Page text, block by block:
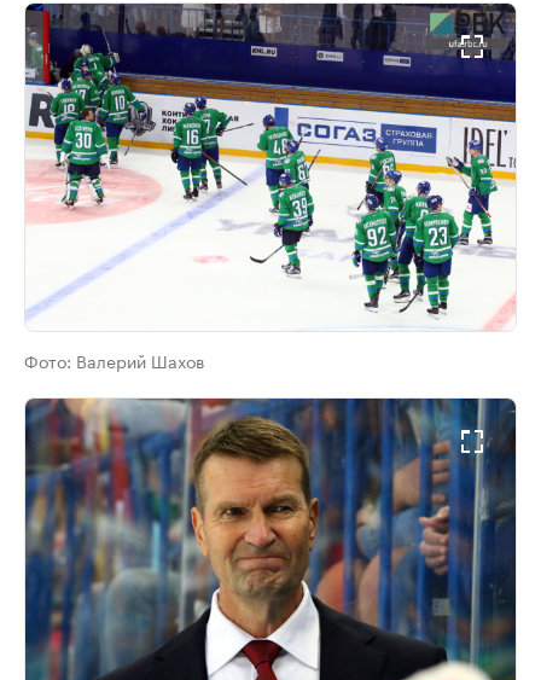
Фото: Валерий Шахов